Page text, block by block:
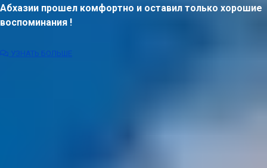
Абхазии прошел комфортно и оставил только хорошие
воспоминания !
УЗНАТЬ БОЛЬШЕ